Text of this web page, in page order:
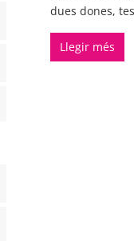
dues dones,
Llegir més